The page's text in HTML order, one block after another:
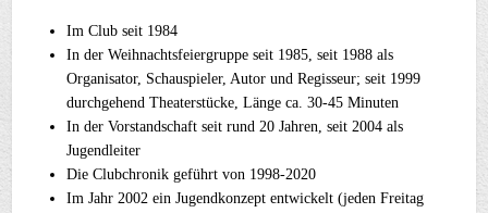
Im Club seit 1984
In der Weihnachtsfeiergruppe seit 1985, seit 1988 als
Organisator, Schauspieler, Autor und Regisseur; seit 1999
durchgehend Theaterstücke, Länge ca. 30-45 Minuten
In der Vorstandschaft seit rund 20 Jahren, seit 2004 als
Jugendleiter
Die Clubchronik geführt von 1998-2020
Im Jahr 2002 ein Jugendkonzept entwickelt (jeden Freitag